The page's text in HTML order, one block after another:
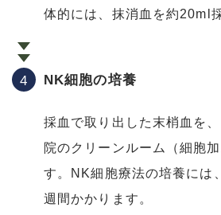
体的には、抹消血を約20ml
NK細胞の培養
採血で取り出した末梢血を
院のクリーンルーム（細胞
す。NK細胞療法の培養には
週間かかります。